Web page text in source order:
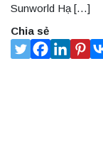
Sunworld Hạ […]
Chia sẻ